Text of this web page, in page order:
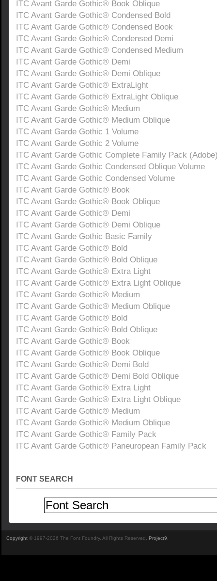
ITC Avant Garde Gothic® Book Oblique
ITC Avant Garde Gothic® Condensed Bold
ITC Avant Garde Gothic® Condensed Book
ITC Avant Garde Gothic® Condensed Demi
ITC Avant Garde Gothic® Condensed Medium
ITC Avant Garde Gothic® Demi
ITC Avant Garde Gothic® Demi Oblique
ITC Avant Garde Gothic® ExtraLight
ITC Avant Garde Gothic® ExtraLight Oblique
ITC Avant Garde Gothic® Medium
ITC Avant Garde Gothic® Medium Oblique
ITC Avant Garde Gothic 1 Volume
ITC Avant Garde Gothic 2 Volume
ITC Avant Garde Gothic Complete Family Pack
ITC Avant Garde Gothic Condensed Oblique Volume
ITC Avant Garde Gothic Condensed Volume
ITC Avant Garde Gothic® Book
ITC Avant Garde Gothic® Book Oblique
ITC Avant Garde Gothic® Demi
ITC Avant Garde Gothic® Demi Oblique
ITC Avant Garde Gothic Basic Family
ITC Avant Garde Gothic® Bold
ITC Avant Garde Gothic® Bold Oblique
ITC Avant Garde Gothic® Extra Light
ITC Avant Garde Gothic® Extra Light Oblique
ITC Avant Garde Gothic® Medium
ITC Avant Garde Gothic® Medium Oblique
ITC Avant Garde Gothic® Bold
ITC Avant Garde Gothic® Bold Oblique
ITC Avant Garde Gothic® Book
ITC Avant Garde Gothic® Book Oblique
ITC Avant Garde Gothic® Demi Bold
ITC Avant Garde Gothic® Demi Bold Oblique
ITC Avant Garde Gothic® Extra Light
ITC Avant Garde Gothic® Extra Light Oblique
ITC Avant Garde Gothic® Medium
ITC Avant Garde Gothic® Medium Oblique
ITC Avant Garde Gothic® Family Pack
ITC Avant Garde Gothic® Paneuropean Family Pack
FONT SEARCH
Copyright © 1997-2026 The Font Foundry. All Rights Reserved. Project9